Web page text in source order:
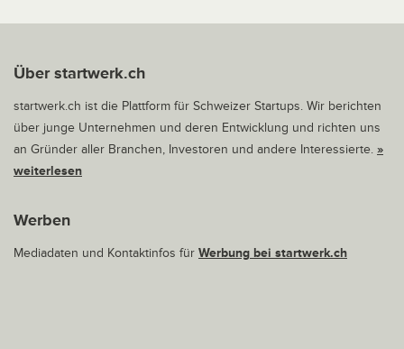
Über startwerk.ch
startwerk.ch ist die Plattform für Schweizer Startups. Wir berichten
über junge Unternehmen und deren Entwicklung und richten uns
an Gründer aller Branchen, Investoren und andere Interessierte. »
weiterlesen
Werben
Mediadaten und Kontaktinfos für Werbung bei startwerk.ch